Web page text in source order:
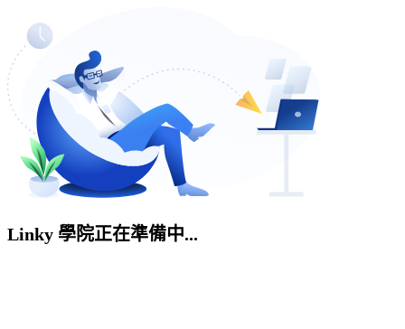
Linky 學院正在準備中...